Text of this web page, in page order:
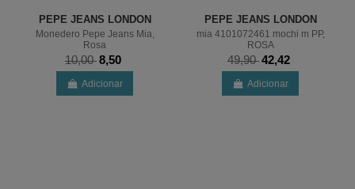
PEPE JEANS LONDON
Monedero Pepe Jeans Mia,
Rosa
10,008,50
Adicionar
PEPE JEANS LONDON
mia 4101072461 mochi m PP,
ROSA
49,9042,42
Adicionar